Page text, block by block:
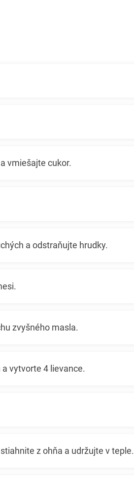
vmiešajte cukor.
a odstraňujte hrudky.
zvyšného masla.
vytvorte 4 lievance.
z ohňa a udržujte v teple.